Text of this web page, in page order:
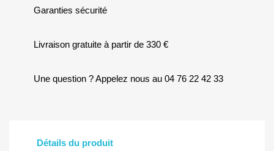
Garanties sécurité
Livraison gratuite à partir de 330 €
Une question ? Appelez nous au 04 76 22 42 33
Détails du produit